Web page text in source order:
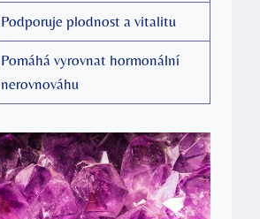
Podporuje plodnost a vitalitu
Pomáhá vyrovnat hormonální
nerovnováhu